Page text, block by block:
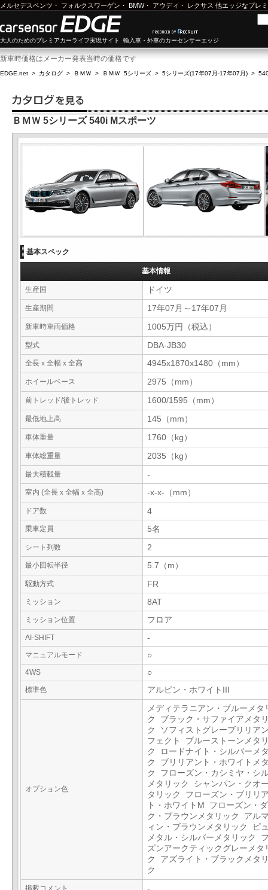
メルセデスベンツ ・ フォルクスワーゲン ・ BMW・ アウディ ・ レクサス 他エッジなプレ
大人のためのプレミアカーライフ実現サイト 輸入車・外車のカーセンサーエッジ
新車時価格はメーカー発表当時の価格です
EDGE.net > カタログ > ＢＭＷ > ＢＭＷ 5シリーズ > 5シリーズ(17年07月-17年07月) >
ＢＭＷ 5シリーズ 540i Mスポーツ
基本スペック
基本情報
生産国 ドイツ
生産期間 17年07月～17年07月
新車時車両価格 1005万円（税込）
型式 DBA-JB30
全長ｘ全幅ｘ全高 4945x1870x1480（mm）
ホイールベース 2975（mm）
前トレッド/後トレッド 1600/1595（mm）
最低地上高 145（mm）
車体重量 1760（kg）
車体総重量 2035（kg）
最大積載量 -
室内 (全長ｘ全幅ｘ全高) -x-x-（mm）
ドア数 4
乗車定員 5名
シート列数 2
最小回転半径 5.7（m）
駆動方式 FR
ミッション 8AT
ミッション位置 フロア
AI-SHIFT -
マニュアルモード ○
4WS ○
標準色 アルピン・ホワイトIII
オプション色
メディテラニアン・ブルーメタ
ク ブラック・サファイアメタ
ク ソフィストグレーブリリア
フェクト ブルーストーンメタ
ク ロードナイト・シルバーメ
ク ブリリアント・ホワイトメ
ク フローズン・カシミヤ・シ
メタリック シャンパン・クオ
タリック フローズン・ブリリ
ト・ホワイトM フローズン・
ク・ブラウンメタリック アル
ィン・ブラウンメタリック ピ
メタル・シルバーメタリック
ズンアークティックグレーメタ
ク アズライト・ブラックメタ
ク
掲載コメント